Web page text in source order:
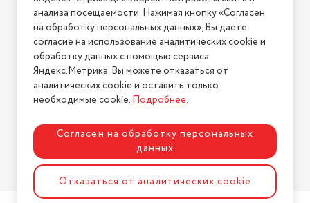
Нашли ошибку на сайте? Напишите нам
2026 © Интернет-магазин "АстМаркет". У нас есть всё!
Политика конфиденциальности
Разработка сайтаASTDESIGN
анализа посещаемости. Нажимая кнопку «Согласен
на обработку персональных данных», Вы даете
согласие на использование аналитических cookie и
обработку данных с помощью сервиса
Яндекс.Метрика. Вы можете отказаться от
аналитических cookie и оставить только
необходимые cookie.Подробнее.
Согласен на обработку персональных
данных
Отказаться от аналитических cookie